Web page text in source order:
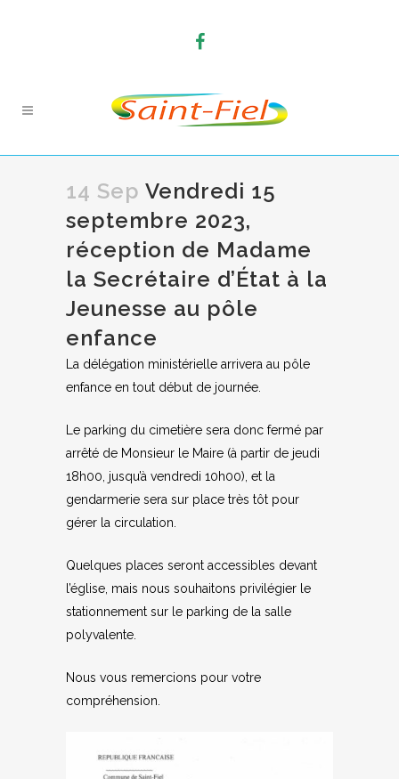
14 Sep Vendredi 15
septembre 2023,
réception de Madame
la Secrétaire d’État à la
Jeunesse au pôle
enfance
La délégation ministérielle arrivera au pôle
enfance en tout début de journée.
Le parking du cimetière sera donc fermé par
arrêté de Monsieur le Maire (à partir de jeudi
18h00, jusqu’à vendredi 10h00), et la
gendarmerie sera sur place très tôt pour
gérer la circulation.
Quelques places seront accessibles devant
l’église, mais nous souhaitons privilégier le
stationnement sur le parking de la salle
polyvalente.
Nous vous remercions pour votre
compréhension.